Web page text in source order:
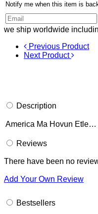
Notify me when this item is
we ship worldwide
Previous Product
Next Product
Description
America Ma Hovun Etle…
Reviews
There have been no
Add Your Own Review
Bestsellers